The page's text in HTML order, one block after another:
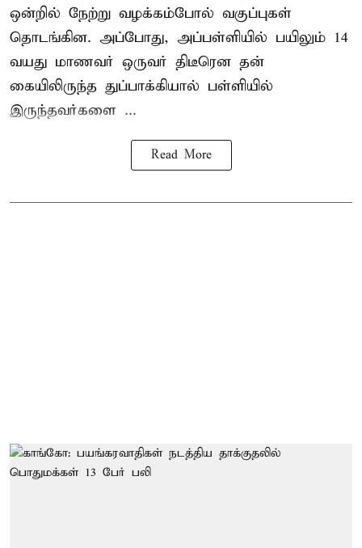
ஒன்றில் நேற்று வழக்கம்போல் வகுப்புகள்
தொடங்கின. அப்போது, அப்பள்ளியில் பயிலும் 14
வயது மாணவர் ஒருவர் திடீரென தன்
கையிலிருந்த துப்பாக்கியால் பள்ளியில்
இருந்தவர்களை ...
Read More